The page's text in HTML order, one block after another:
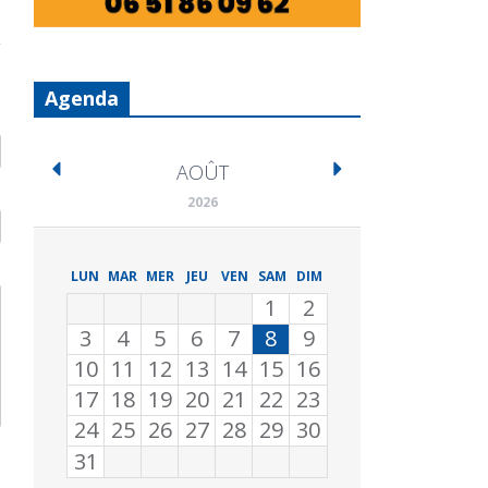
Agenda
AOÛT
2026
LUN MAR MER JEU VEN SAM DIM
1
2
3
4 5 6 7 8
9
10 11 12 13 14 15 16
17 18 19 20 21 22 23
24 25 26 27 28 29 30
31